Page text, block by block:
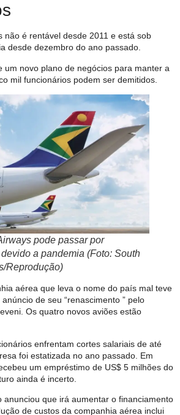
não é rentável desde 2011 e está sob
desde dezembro do ano passado.
um novo plano de negócios para manter a
mil funcionários podem ser demitidos.
pode passar por
a pandemia (Foto: South
Reprodução)
aérea que leva o nome do país mal teve
de seu “renascimento ” pelo
Os quatro novos aviões estão
enfrentam cortes salariais de até
foi estatizada no ano passado. Em
um empréstimo de US$ 5 milhões do
ainda é incerto.
anunciou que irá aumentar o financiamento
de custos da companhia aérea inclui